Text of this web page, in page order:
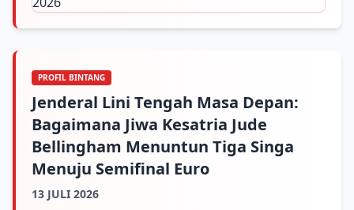
PROFIL BINTANG
Jenderal Lini Tengah Masa Depan:
Bagaimana Jiwa Kesatria Jude
Bellingham Menuntun Tiga Singa
Menuju Semifinal Euro
13 JULI 2026